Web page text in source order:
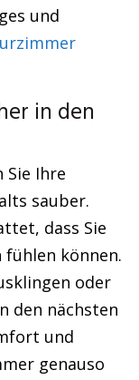
und
in den
Sie Ihre
sauber.
dass Sie
können.
oder
den nächsten
und
genauso